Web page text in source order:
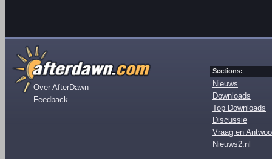
Over AfterDawn
Feedback
Sections:
Nieuws
Downloads
Top Downloads
Discussie
Vraag en
Nieuws2.nl